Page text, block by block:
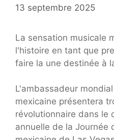
13 septembre 2025
La sensation musicale
l'histoire en tant que
faire la une destinée à
L'ambassadeur
mexicaine présentera
révolutionnaire dans le
annuelle de la Journée